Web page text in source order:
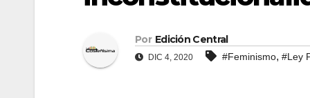
Por Edición Central
DIC 4, 2020 #Feminismo, #Ley